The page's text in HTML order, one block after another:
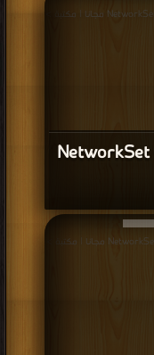
كتاب العدد السابع من مجلة NetworkSet